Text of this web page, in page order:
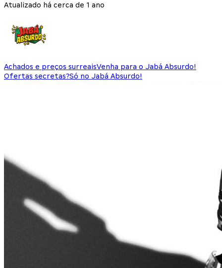
Atualizado há cerca de 1 ano
Achados e preços surreaisVenha para o Jabá Absurdo!
Ofertas secretas?Só no Jabá Absurdo!